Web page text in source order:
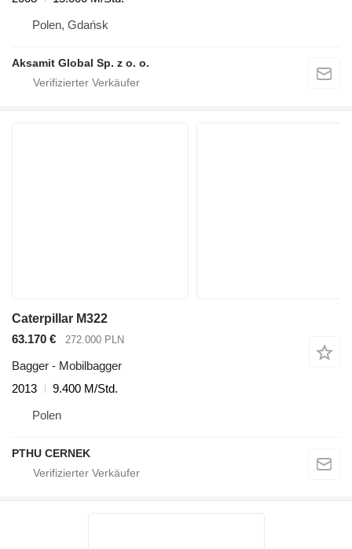
Polen, Gdańsk
Aksamit Global Sp. z o. o.
Caterpillar M322
63.170 €
272.000 PLN
Bagger - Mobilbagger
2013
9.400 M/Std.
Polen
PTHU CERNEK